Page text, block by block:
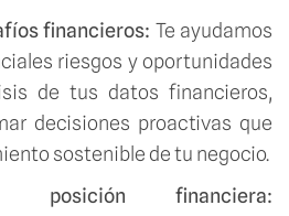
financieros: Te ayudamos
riesgos y oportunidades
de tus datos financieros,
decisiones proactivas que
sostenible de tu negocio.
posición financiera: